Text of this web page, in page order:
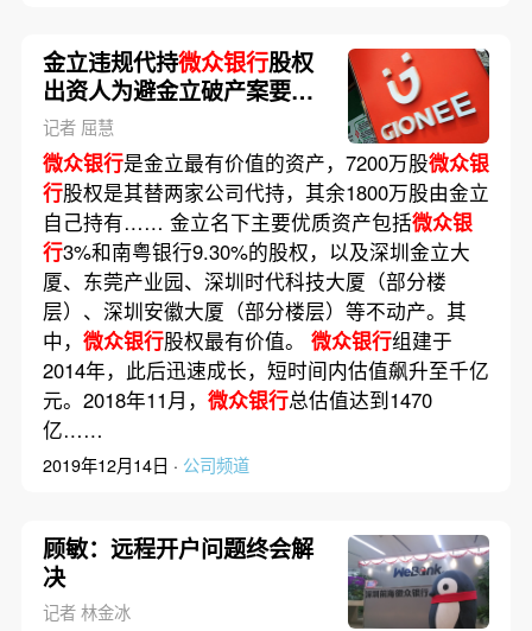
金立违规代持微众银行股权
出资人为避金立破产案要求
取回
记者 屈慧
微众银行是金立最有价值的资产，7200万股微众银
行股权是其替两家公司代持，其余1800万股由金立
自己持有…… 金立名下主要优质资产包括微众银
行3%和南粤银行9.30%的股权，以及深圳金立大
厦、东莞产业园、深圳时代科技大厦（部分楼
层）、深圳安徽大厦（部分楼层）等不动产。其
中， 微众银行股权最有价值。 微众银行组建于
2014年，此后迅速成长，短时间内估值飙升至千亿
元。2018年11月， 微众银行总估值达到1470
亿……
2019年12月14日 · 公司频道
顾敏：远程开户问题终会解
决
记者 林金冰